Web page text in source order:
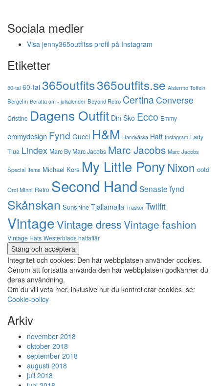
Sociala medier
Visa jenny365outfitss profil på Instagram
Etiketter
50-tal 60-tal 365outfits365outfits.se Alstermo Toffeln
Bergelin Berätta om - julkalender Beyond Retro CertinaConverse
Cristine Dagens Outfit Din Sko Ecco Emmy
emmydesign Fynd Gucci H&M Handväska Hatt Instagram Lady
Tiua Lindex Marc By Marc Jacobs Marc Jacobs Marc Jacobs
Special Items Michael Kors My Little PonyNixon ootd
Orci Minni Retro Second Hand Senaste fynd
Skånskan Sunshine Tjallamalla Träskor Twilfit
VintageVintage dressVintage fashion
Vintage Hats Westerblads hattaffär
Integritet och cookies: Den här webbplatsen använder cookies.
Genom att fortsätta använda den här webbplatsen godkänner du
deras användning.
Om du vill veta mer, inklusive hur du kontrollerar cookies, se:
Cookie-policy
Arkiv
november 2018
oktober 2018
september 2018
augusti 2018
juli 2018